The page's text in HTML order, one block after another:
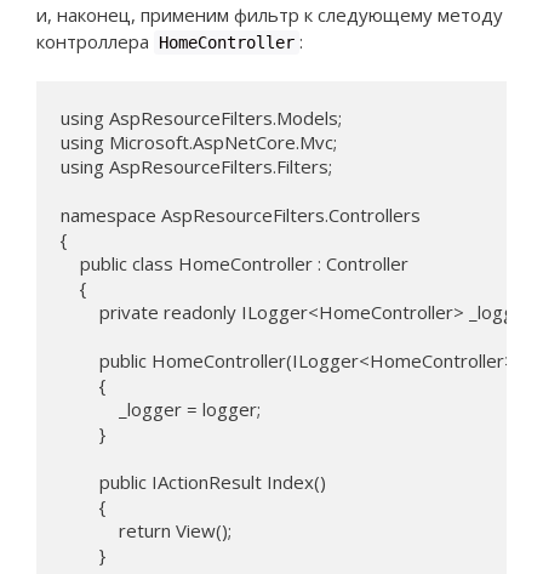
и, наконец, применим фильтр к следующему методу
контроллера
HomeController :
using AspResourceFilters.Models;
using Microsoft.AspNetCore.Mvc;
using AspResourceFilters.Filters;
namespace AspResourceFilters.Controllers
{
    public class HomeController : Controller
    {
        private readonly ILogger<HomeController> _logger;
public HomeController(ILogger<HomeController>
        {
            _logger = logger;
        }
        public IActionResult Index()
        {
            return View();
        }